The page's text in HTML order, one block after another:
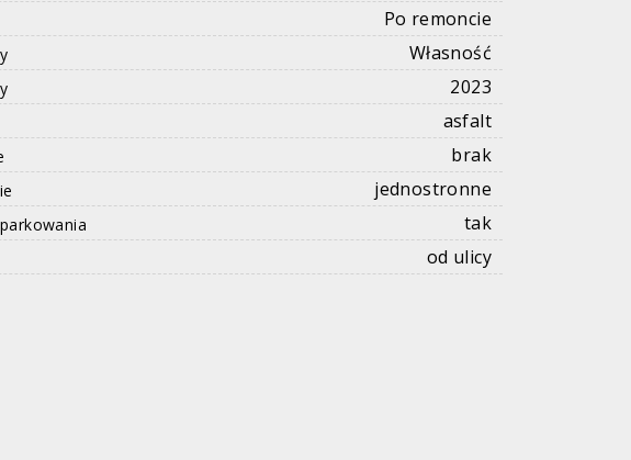
Po remoncie
Własność
2023
asfalt
brak
jednostronne
tak
od ulicy